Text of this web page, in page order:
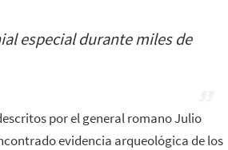
especial durante miles de
por el general romano Julio
evidencia arqueológica de los